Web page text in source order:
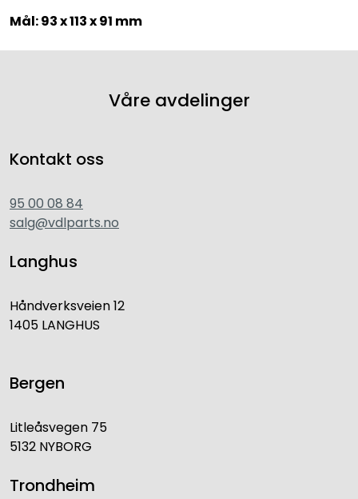
Mål: 93 x 113 x 91 mm
Våre avdelinger
Kontakt oss
95 00 08 84
salg@vdlparts.no
Langhus
Håndverksveien 12
1405 LANGHUS
Bergen
Litleåsvegen 75
5132 NYBORG
Trondheim